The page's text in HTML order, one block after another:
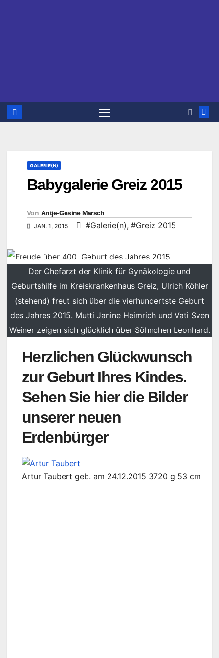
GALERIE(N)
Babygalerie Greiz 2015
Von Antje-Gesine Marsch
JAN. 1, 2015 #Galerie(n), #Greiz 2015
Der Chefarzt der Klinik für Gynäkologie und
Geburtshilfe im Kreiskrankenhaus Greiz, Ulrich Köhler
(stehend) freut sich über die vierhundertste Geburt
des Jahres 2015. Mutti Janine Heimrich und Vati Sven
Weiner zeigen sich glücklich über Söhnchen Leonhard.
Herzlichen Glückwunsch
zur Geburt Ihres Kindes.
Sehen Sie hier die Bilder
unserer neuen
Erdenbürger
Artur Taubert geb. am 24.12.2015 3720 g 53 cm